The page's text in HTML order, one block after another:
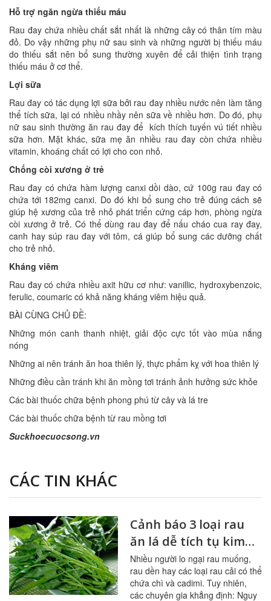
Hỗ trợ ngăn ngừa thiếu máu
Rau đay chứa nhiều chất sắt nhất là những cây có thân tím màu
đỏ. Do vậy những phụ nữ sau sinh và những người bị thiếu máu
do thiếu sắt nên bổ sung thường xuyên để cải thiện tình trạng
thiếu máu ở cơ thể.
Lợi sữa
Rau đay có tác dụng lợi sữa bởi rau đay nhiều nước nên làm tăng
thể tích sữa, lại có nhiều nhầy nên sữa về nhiều hơn. Do đó, phụ
nữ sau sinh thường ăn rau đay để kích thích tuyến vú tiết nhiều
sữa hơn. Mặt khác, sữa mẹ ăn nhiều rau đay còn chứa nhiều
vitamin, khoáng chất có lợi cho con nhỏ.
Chống còi xương ở trẻ
Rau đay có chứa hàm lượng canxi dồi dào, cứ 100g rau đay có
chứa tới 182mg canxi. Do đó khi bổ sung cho trẻ đúng cách sẽ
giúp hệ xương của trẻ nhỏ phát triển cứng cáp hơn, phòng ngừa
còi xương ở trẻ. Có thể dùng rau đay để nấu cháo cua ray đay,
canh hay súp rau đay với tôm, cá giúp bổ sung các dưỡng chất
cho trẻ nhỏ.
Kháng viêm
Rau đay có chứa nhiều axit hữu cơ như: vanillic, hydroxybenzoic,
ferulic, coumaric có khả năng kháng viêm hiệu quả.
BÀI CÙNG CHỦ ĐỀ:
Những món canh thanh nhiệt, giải độc cực tốt vào mùa nắng
nóng
Những ai nên tránh ăn hoa thiên lý, thực phẩm kỵ với hoa thiên lý
Những điều cần tránh khi ăn mồng tơi tránh ảnh hưởng sức khỏe
Các bài thuốc chữa bệnh phong phú từ cây và lá tre
Các bài thuốc chữa bệnh từ rau mồng tơi
Suckhoecuocsong.vn
CÁC TIN KHÁC
Cảnh báo 3 loại rau
ăn lá dễ tích tụ kim
loại nặng
Nhiều người lo ngại rau muống,
rau dền hay các loại rau cải có thể
chứa chì và cadimi. Tuy nhiên,
các chuyên gia khẳng định: Nguy